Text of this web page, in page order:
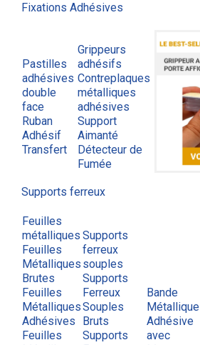
Fixations Adhésives
Pastilles
adhésives
double
face
Ruban
Adhésif
Transfert
Grippeurs
adhésifs
Contreplaques
métalliques
adhésives
Support
Aimanté
Détecteur de
Fumée
Supports ferreux
Feuilles
métalliques
Feuilles
Métalliques
Brutes
Feuilles
Métalliques
Adhésives
Feuilles
Supports
ferreux
souples
Supports
Ferreux
Souples
Bruts
Supports
Bande
Métallique
Adhésive
avec